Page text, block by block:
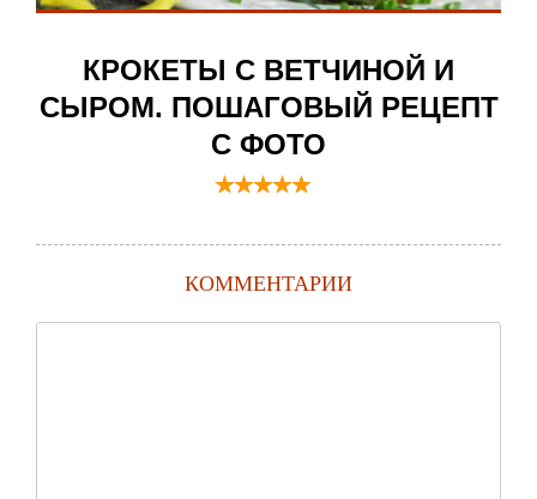
КРОКЕТЫ С ВЕТЧИНОЙ И
СЫРОМ. ПОШАГОВЫЙ РЕЦЕПТ
С ФОТО
КОММЕНТАРИИ